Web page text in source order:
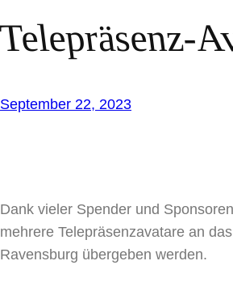
September 22, 2023
Dank vieler Spender und
mehrere Telepräsenzavatare an das
Ravensburg übergeben werden.